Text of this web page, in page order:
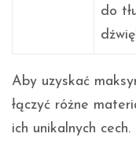
do
Aby uzyskać
łączyć różne
ich unikalnych